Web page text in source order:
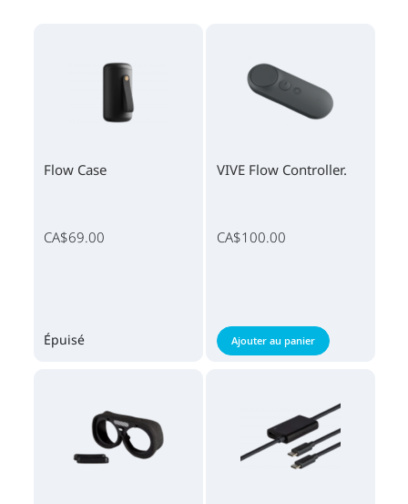
Flow Case
CA$69.00
Épuisé
VIVE Flow Controller.
CA$100.00
Ajouter au panier